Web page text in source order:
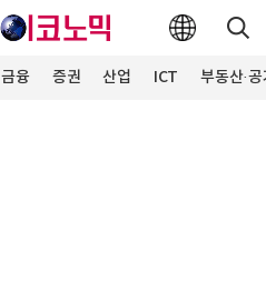
금융 증권 산업 ICT 부동산·